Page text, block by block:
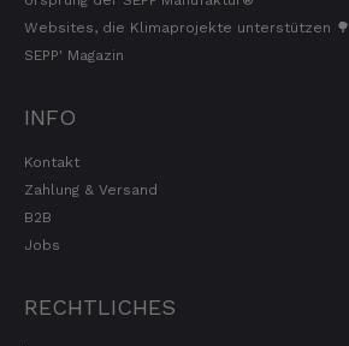
Websites, die Klimaprojekte unterstützen 🌳
SEPP' Magazin
INFO
Kontakt
Zahlung & Versand
B2B
Jobs
RECHTLICHES